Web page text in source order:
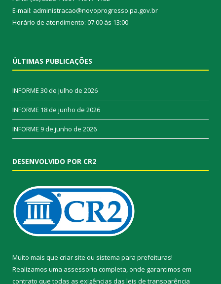
E-mail: administracao@novoprogresso.pa.gov.br
Horário de atendimento: 07:00 às 13:00
ÚLTIMAS PUBLICAÇÕES
INFORME 30 de julho de 2026
INFORME 18 de junho de 2026
INFORME 9 de junho de 2026
DESENVOLVIDO POR CR2
Muito mais que criar site ou sistema para prefeituras!
Realizamos uma assessoria completa, onde garantimos em
contrato que todas as exigências das leis de transparência